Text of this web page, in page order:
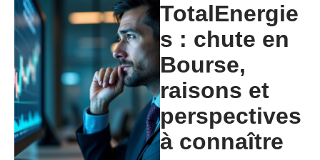
TotalEnergie
s : chute en
Bourse,
raisons et
perspectives
à connaître